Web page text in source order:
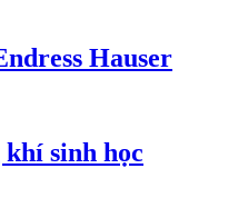
Hauser
sinh học